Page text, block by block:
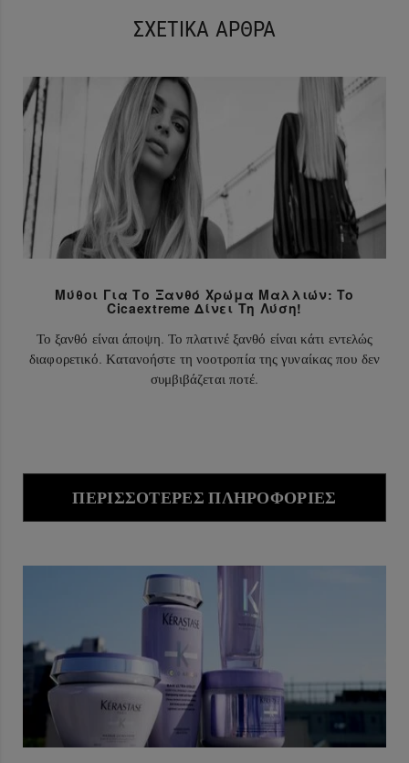
ΣΧΕΤΙΚΑ ΑΡΘΡΑ
Μύθοι Για Το Ξανθό Χρώμα Μαλλιών: To
Cicaextreme Δίνει Τη Λύση!
Το ξανθό είναι άποψη. Το πλατινέ ξανθό είναι κάτι εντελώς
διαφορετικό. Κατανοήστε τη νοοτροπία της γυναίκας που δεν
συμβιβάζεται ποτέ.
ΠΕΡΙΣΣΌΤΕΡΕΣ ΠΛΗΡΟΦΟΡΊΕΣ